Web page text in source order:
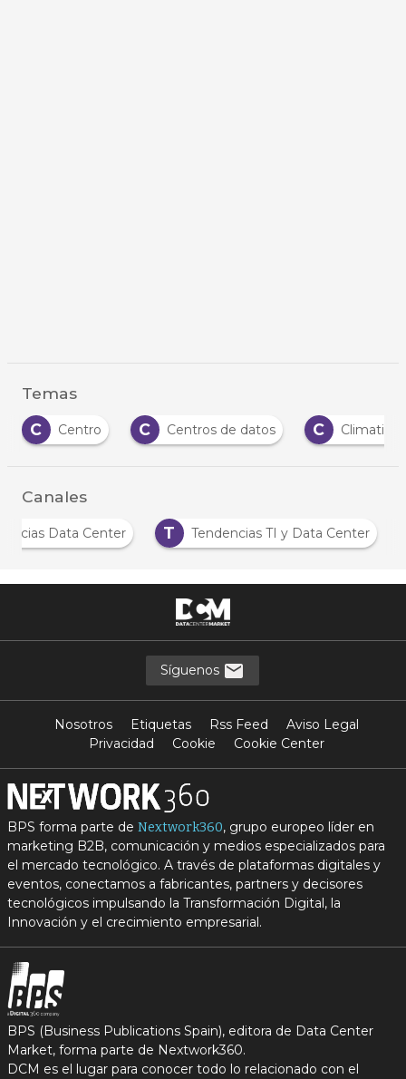
Temas
C
Centro C Centros de datos C
Canales
Data Center T Tendencias TI y Data Center
Síguenos
Nosotros Etiquetas Rss Feed
Aviso Legal
Privacidad
Cookie Cookie Center
BPS forma parte de Nextwork360, grupo europeo líder en
marketing B2B, comunicación y medios especializados para
el mercado tecnológico. A través de plataformas digitales y
eventos, conectamos a fabricantes, partners y decisores
tecnológicos impulsando la Transformación Digital, la
Innovación y el crecimiento empresarial.
BPS (Business Publications Spain), editora de Data Center
Market, forma parte de Nextwork360.
DCM es el lugar para conocer todo lo relacionado con el